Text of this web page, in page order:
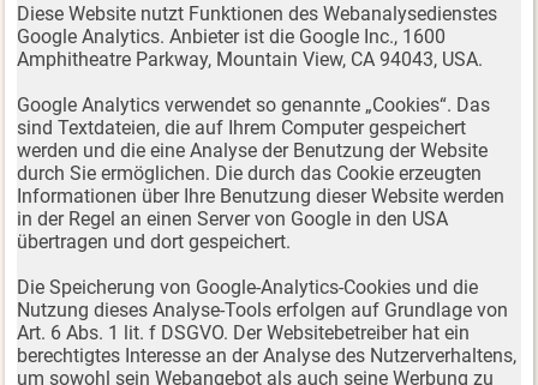
Diese Website nutzt Funktionen des Webanalysedienstes
Google Analytics. Anbieter ist die Google Inc., 1600
Amphitheatre Parkway, Mountain View, CA 94043, USA.
Google Analytics verwendet so genannte „Cookies“. Das
sind Textdateien, die auf Ihrem Computer gespeichert
werden und die eine Analyse der Benutzung der Website
durch Sie ermöglichen. Die durch das Cookie erzeugten
Informationen über Ihre Benutzung dieser Website werden
in der Regel an einen Server von Google in den USA
übertragen und dort gespeichert.
Die Speicherung von Google-Analytics-Cookies und die
Nutzung dieses Analyse-Tools erfolgen auf Grundlage von
Art. 6 Abs. 1 lit. f DSGVO. Der Websitebetreiber hat ein
berechtigtes Interesse an der Analyse des Nutzerverhaltens,
um sowohl sein Webangebot als auch seine Werbung zu